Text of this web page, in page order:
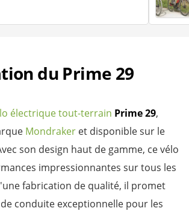
du Prime 29
électrique tout-terrain Prime 29,
Mondraker et disponible sur le
son design haut de gamme, ce vélo
impressionnantes sur tous les
fabrication de qualité, il promet
conduite exceptionnelle pour les